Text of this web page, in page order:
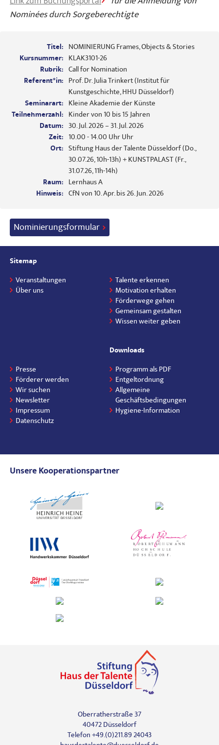
Nominées durch Sorgeberechtigte
Titel: NOMINIERUNG Frames, Objects & Stories
Kursnummer: KLAK3101-26
Rubrik: Call for Nomination
Referent*in: Prof. Dr. Julia Trinkert (Institut für
Kunstgeschichte, HHU Düsseldorf)
Seminarart: Kleine Akademie der Künste
Teilnehmerzahl: Kinder von 10 bis 15 Jahren
Datum: 30. Jul. 2026 – 31. Jul. 2026
Zeit: 10.00 - 14.00 Uhr Uhr
Ort: Stiftung Haus der Talente Düsseldorf (Do.,
30.07.26, 10h-13h) + KUNSTPALAST (Fr.,
31.07.26, 11h-14h)
Raum: Lernhaus A
Hinweis: CfN von 10. Apr. bis 26. Jun. 2026
Nominierungsformular
Sitemap
Veranstaltungen
Über uns
Talente erkennen
Motivation erhalten
Förderwege gehen
Gemeinsam gestalten
Wissen weiter geben
Presse
Förderer werden
Wir suchen
Newsletter
Impressum
Datenschutz
Downloads
Programm als PDF
Entgeltordnung
Allgemeine
Geschäftsbedingungen
Hygiene-Information
Unsere Kooperationspartner
Oberratherstraße 37
40472 Düsseldorf
Telefon +49.(0)211.89 24043